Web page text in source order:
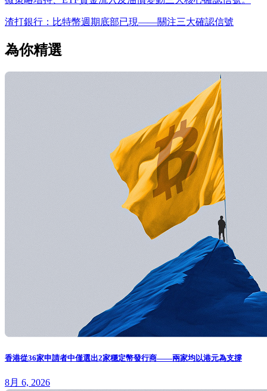
渣打銀行：比特幣週期底部已現——關注三大確認信號
為你精選
香港從36家申請者中僅選出2家穩定幣發行商——兩家均以港元為支撐
8月 6, 2026